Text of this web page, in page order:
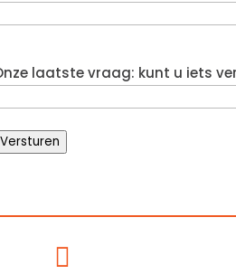
laatste vraag: kunt u iets
Versturen
